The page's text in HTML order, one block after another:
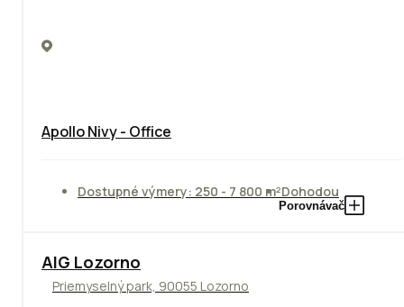
Apollo Nivy - Office
Dostupné výmery: 250 - 7 800 m²Dohodou
Porovnávač
TOP
AIG Lozorno
Priemyselný park, 90055 Lozorno